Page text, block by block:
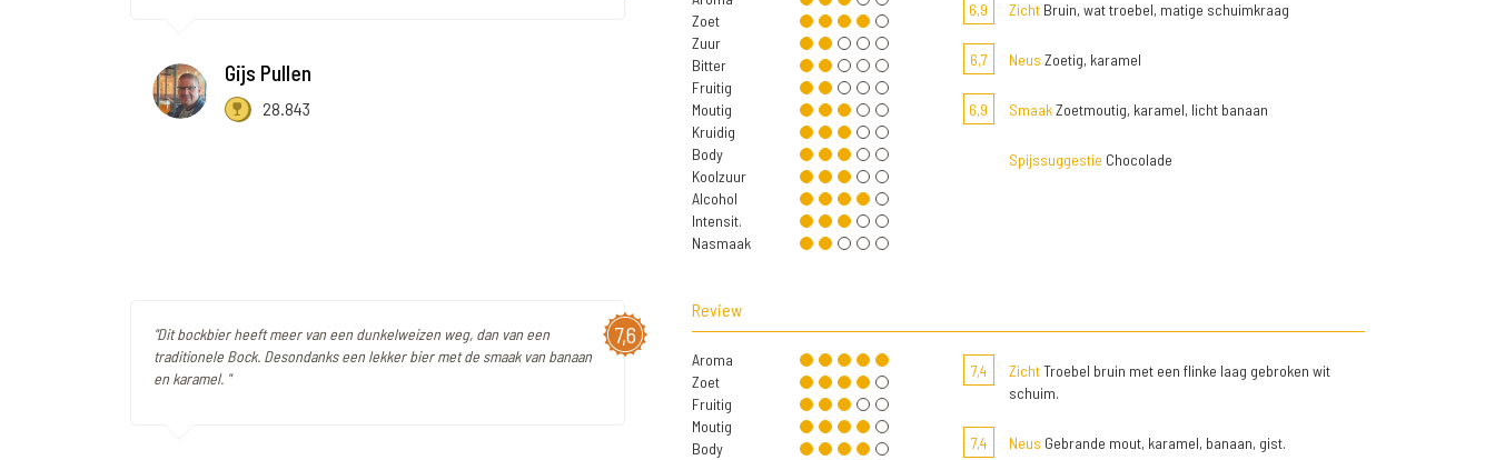
Gijs Pullen
28.843
Zoet
Zuur
Bitter
Fruitig
Moutig
Kruidig
Body
Koolzuur
Alcohol
Intensit.
Nasmaak
6,9 ZichtBruin, wat troebel, matige schuimkraag
6,7 Neus Zoetig, karamel
6,9 SmaakZoetmoutig, karamel, licht banaan
Spijssuggestie Chocolade
7,6
"Dit bockbier heeft meer van een dunkelweizen weg, dan van een
traditionele Bock. Desondanks een lekker bier met de smaak van banaan
en karamel. "
Review
Aroma
Zoet
Fruitig
Moutig
Body
7,4 ZichtTroebel bruin met een flinke laag gebroken wit
schuim.
7,4 Neus Gebrande mout, karamel, banaan, gist.